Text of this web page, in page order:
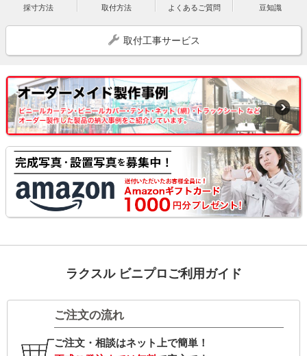
採寸方法 取付方法 よくあるご質問 豆知識
取付工事サービス
ラクスル ビニプロご利用ガイド
ご注文の流れ
ご注文・相談はネット上で簡単！